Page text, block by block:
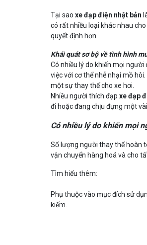
Tại sao xe đạp điện nhật bản
có rất nhiều loại khác nhau
quyết định hơn.
Khái quát sơ bộ về tình hình
Có nhiều lý do khiến mọi
việc với cơ thể nhễ nhại mồ
một sự thay thế cho xe hơi.
Nhiều người thích đạp xe đạp
đi hoặc đang chịu đựng một
Có nhiều lý do khiến mọi
Số lượng người thay thế hoàn
vận chuyển hàng hoá và cho
Tìm hiểu thêm:
HƯỚNG
THỜI
CÓ
ĐÁNH
Phụ thuộc vào mục đích sử
kiếm.